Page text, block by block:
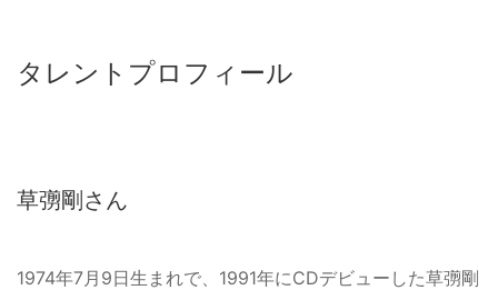
タレントプロフィール
草彅剛さん
1974年7月9日生まれで、1991年にCDデビューした草彅剛